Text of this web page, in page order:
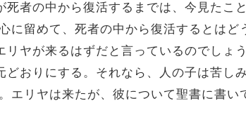
者の中から復活するまでは、今見たこ
に留めて、死者の中から復活するとはど
ヤが来るはずだと言っているのでしょ
おりにする。それなら、人の子は苦し
エリヤは来たが、彼について聖書に書い